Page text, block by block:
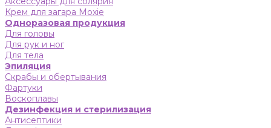
Крем для загара Moxie
Одноразовая продукция
Для головы
Для рук и ног
Для тела
Эпиляция
Скрабы и обертывания
Фартуки
Воскоплавы
Дезинфекция и стерилизация
Антисептики